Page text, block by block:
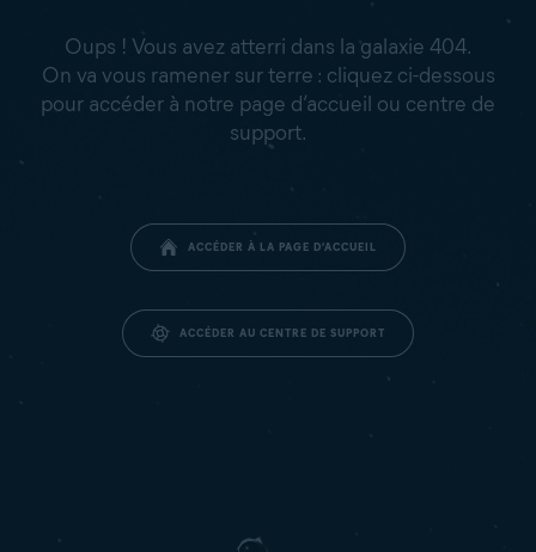
Oups ! Vous avez atterri dans la galaxie 404.
On va vous ramener sur terre : cliquez ci-dessous
pour accéder à notre page d’accueil ou centre de
support.
ACCÉDER À LA PAGE D’ACCUEIL
ACCÉDER AU CENTRE DE SUPPORT